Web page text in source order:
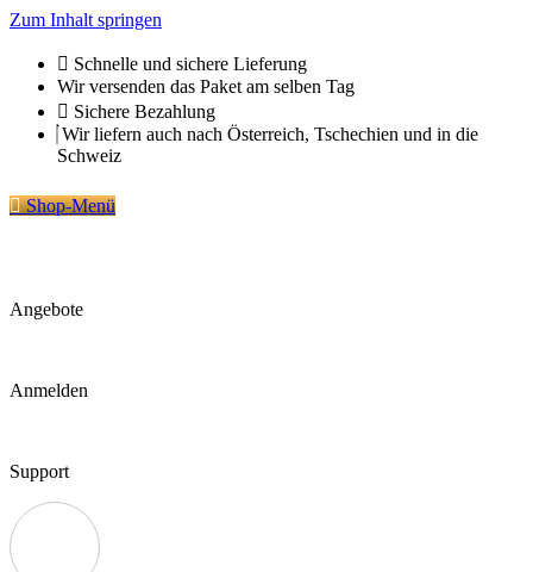
Zum Inhalt springen
Schnelle und sichere Lieferung
Wir versenden das Paket am selben Tag
Sichere Bezahlung
Wir liefern auch nach Österreich, Tschechien und in die
Schweiz
Shop-Menü
Angebote
Anmelden
Support